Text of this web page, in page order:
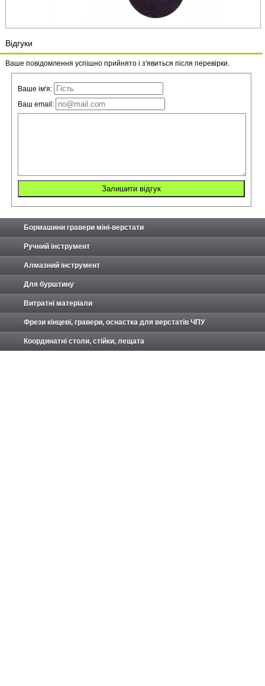
Відгуки
Ваше повідомлення успішно прийнято і з'явиться після перевірки.
Ваше ім'я:
Ваш email:
Бормашини гравери міні-верстати
Ручний інструмент
Алмазний інструмент
Для бурштину
Витратні матеріали
Фрези кінцеві, гравери, оснастка для верстатів ЧПУ
Координатні столи, стійки, лещата